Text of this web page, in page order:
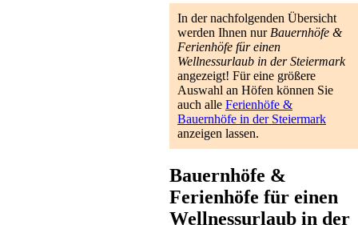
In der nachfolgenden Übersicht
werden Ihnen nurBauernhöfe &
Ferienhöfe für einen
Wellnessurlaub in der Steiermark
angezeigt! Für eine größere
Auswahl an Höfen können Sie
auch alle Ferienhöfe &
Bauernhöfe in der Steiermark
anzeigen lassen.
Bauernhöfe &
Ferienhöfe für einen
Wellnessurlaub in der